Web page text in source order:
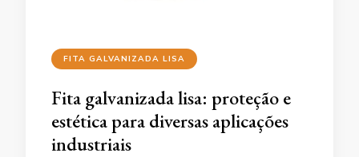
FITA GALVANIZADA LISA
Fita galvanizada lisa: proteção e
estética para diversas aplicações
industriais